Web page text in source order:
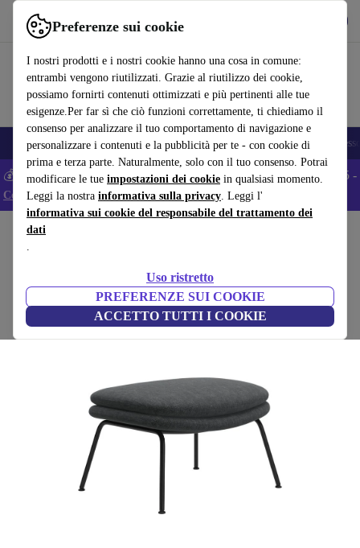
Preferenze sui cookie
I nostri prodotti e i nostri cookie hanno una cosa in comune:
entrambi vengono riutilizzati. Grazie al riutilizzo dei cookie,
possiamo fornirti contenuti ottimizzati e più pertinenti alle tue
esigenze.Per far sì che ciò funzioni correttamente, ti chiediamo il
consenso per analizzare il tuo comportamento di navigazione e
personalizzare i contenuti e la pubblicità per te - con cookie di
prima e terza parte. Naturalmente, solo con il tuo consenso. Potrai
modificare le tue impostazioni dei cookie in qualsiasi momento.
Leggi la nostra informativa sulla privacy. Leggi l'
informativa sui cookie del responsabile del trattamento dei
dati
.
Uso ristretto
PREFERENZE SUI COOKIE
ACCETTO TUTTI I COOKIE
Usa refurbed in modo rapido e semplice
🎒 Back to school Smartphone Portatili Tablet Smartwatch
💰 Extra -5% su tutti gli smartphone Android - Codice: ANDROID5 -
Condizioni
Home
Dublin poggiapiedi grigio
grigio
(Raccolta recensioni)